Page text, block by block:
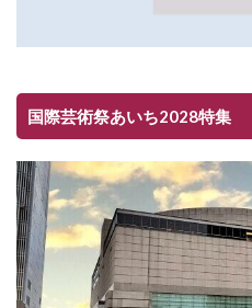
国際芸術祭あいち2028特集